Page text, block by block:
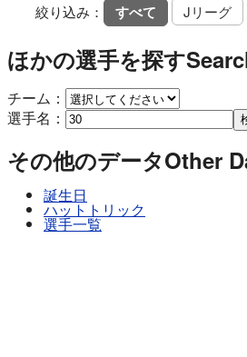
絞り込み： すべて Jリーグ
ほかの選手を探す
チーム：
選手名：
その他のデータOther
誕生日
ハットトリック
選手一覧